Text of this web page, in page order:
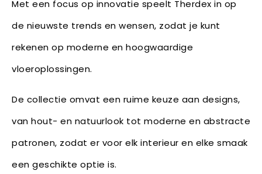
Met een focus op innovatie speelt Therdex in op
de nieuwste trends en wensen, zodat je kunt
rekenen op moderne en hoogwaardige
vloeroplossingen.
De collectie omvat een ruime keuze aan designs,
van hout- en natuurlook tot moderne en abstracte
patronen, zodat er voor elk interieur en elke smaak
een geschikte optie is.